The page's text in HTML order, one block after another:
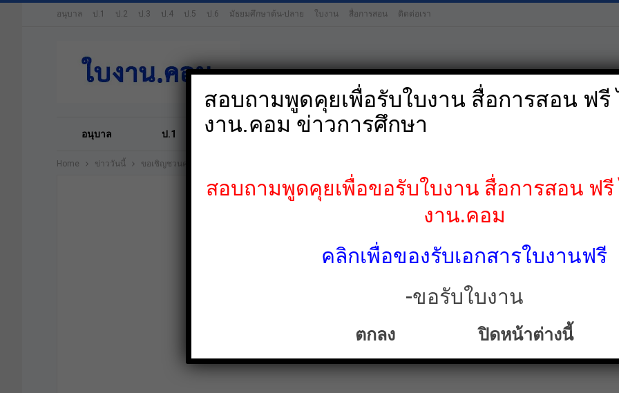
อนุบาล ป.1 ป.2 ป.3 ป.4 ป.5 ป.6 มัธยมศึกษาต้น-ปลาย ใบงาน สื่อการสอน ติดต่อเรา
อนุบาล ป.1 ป.2 ป.3 ป.4 ป.5
Home ข่าววันนี้ ขอเชิญชวนคุณครูเข้าร่วมอบรมออนไลน์ประจำเดือนกุมภาพันธ์ 2565
สอบถามพูดคุยเพื่อรับใบงาน สื่อการสอน ฟรี
งาน.คอม ข่าวการศึกษา
สอบถามพูดคุยเพื่อขอรับใบงาน สื่อการสอน ฟรี
งาน.คอม
คลิกเพื่อของรับเอกสารใบงานฟรี
-ขอรับใบงาน
ตกลง ปิดหน้าต่างนี้